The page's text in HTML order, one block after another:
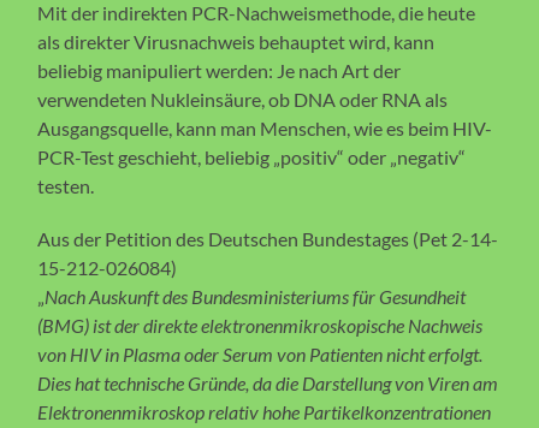
Mit der indirekten PCR-Nachweismethode, die heute
als direkter Virusnachweis behauptet wird, kann
beliebig manipuliert werden: Je nach Art der
verwendeten Nukleinsäure, ob DNA oder RNA als
Ausgangsquelle, kann man Menschen, wie es beim HIV-
PCR-Test geschieht, beliebig „positiv“ oder „negativ“
testen.
Aus der Petition des Deutschen Bundestages (Pet 2-14-
15-212-026084)
„Nach Auskunft des Bundesministeriums für Gesundheit
(BMG) ist der direkte elektronenmikroskopische Nachweis
von HIV in Plasma oder Serum von Patienten nicht erfolgt.
Dies hat technische Gründe, da die Darstellung von Viren am
Elektronenmikroskop relativ hohe Partikelkonzentrationen